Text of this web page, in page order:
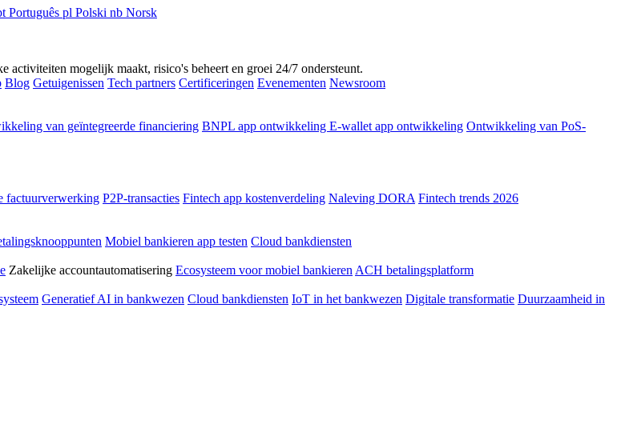
Português pl Polski nb Norsk
mogelijk maakt, risico's beheert en groei 24/7 ondersteunt.
Blog Getuigenissen Tech partners Certificeringen Evenementen Newsroom
van geïntegreerde financiering BNPL app ontwikkeling E-wallet app ontwikkeling Ontwikkeling van PoS-
factuurverwerking P2P-transacties Fintech app kostenverdeling Naleving DORA Fintech trends 2026
Mobiel bankieren app testen Cloud bankdiensten
Zakelijke accountautomatisering Ecosysteem voor mobiel bankieren ACH betalingsplatform
Generatief AI in bankwezen Cloud bankdiensten IoT in het bankwezen Digitale transformatie Duurzaamheid in